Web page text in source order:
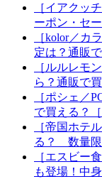
［イアクッ
ーポン・セ
［kolor／カ
定は？通販
［ルルレモ
ら？通販で
［ポシェ／
で買える？
［帝国ホテ
る？ 数量限
［エスビー
も登場！中